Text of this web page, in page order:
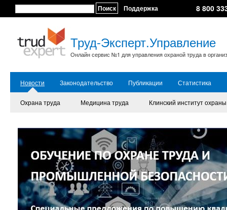
Поиск Поддержка 8 800
Труд-Эксперт.Управление
Онлайн сервис №1 для управления охраной труда в
Новости Законодательство Публикации Статистика
Охрана труда Медицина труда Клинский институт